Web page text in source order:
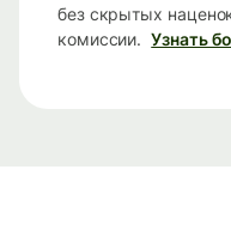
без скрытых
комиссии. Узнать